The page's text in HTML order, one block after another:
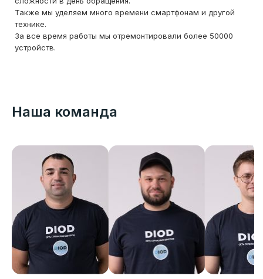
Также мы уделяем много времени смартфонам и другой
технике.
За все время работы мы отремонтировали более 50000
устройств.
Наша команда